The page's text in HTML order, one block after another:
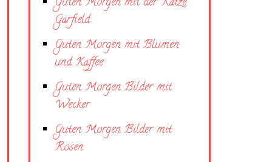
Garfield
Guten Morgen mit Blumen
und Kaffee
Guten Morgen Bilder mit
Wecker
Guten Morgen Bilder mit
Rosen